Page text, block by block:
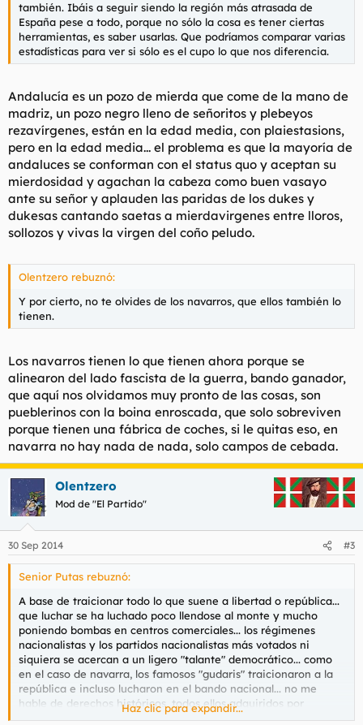
también. Ibáis a seguir siendo la región más atrasada de
España pese a todo, porque no sólo la cosa es tener ciertas
herramientas, es saber usarlas. Que podríamos comparar varias
estadísticas para ver si sólo es el cupo lo que nos diferencia.
Andalucía es un pozo de mierda que come de la mano de
madriz, un pozo negro lleno de señoritos y plebeyos
rezavírgenes, están en la edad media, con plaiestasions,
pero en la edad media... el problema es que la mayoría de
andaluces se conforman con el status quo y aceptan su
mierdosidad y agachan la cabeza como buen vasayo
ante su señor y aplauden las paridas de los dukes y
dukesas cantando saetas a mierdavirgenes entre lloros,
sollozos y vivas la virgen del coño peludo.
Olentzero rebuznó:
Y por cierto, no te olvides de los navarros, que ellos también lo
tienen.
Los navarros tienen lo que tienen ahora porque se
alinearon del lado fascista de la guerra, bando ganador,
que aquí nos olvidamos muy pronto de las cosas, son
pueblerinos con la boina enroscada, que solo sobreviven
porque tienen una fábrica de coches, si le quitas eso, en
navarra no hay nada de nada, solo campos de cebada.
Olentzero
Mod de "El Partido"
30 Sep 2014 #3
Senior Putas rebuznó:
A base de traicionar todo lo que suene a libertad o república...
que luchar se ha luchado poco llendose al monte y mucho
poniendo bombas en centros comerciales... los régimenes
nacionalistas y los partidos nacionalistas más votados ni
siquiera se acercan a un ligero "talante" democrático... como
en el caso de navarra, los famosos "gudaris" traicionaron a la
república e incluso lucharon en el bando nacional... no me
hable de derechos históricos, todos ellos adquiridos por
traicionar esa historia y ese futuro que dicen querer construir...
Haz clic para expandir...